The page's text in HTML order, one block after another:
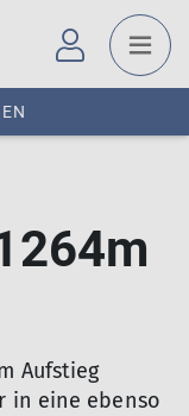
Aufstieg
in eine ebenso